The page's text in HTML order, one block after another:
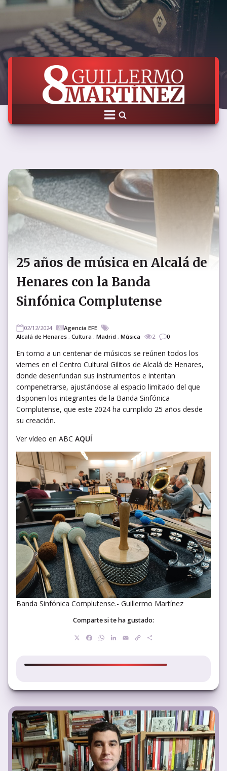
25 años de música en Alcalá de
Henares con la Banda
Sinfónica Complutense
02/12/2024
Agencia EFE
Alcalá de Henares , Cultura , Madrid , Música 2 0
En torno a un centenar de músicos se reúnen todos los
viernes en el Centro Cultural Gilitos de Alcalá de Henares,
donde desenfundan sus instrumentos e intentan
compenetrarse, ajustándose al espacio limitado del que
disponen los integrantes de la Banda Sinfónica
Complutense, que este 2024 ha cumplido 25 años desde
su creación.
Ver vídeo en ABC AQUÍ
Banda Sinfónica Complutense.- Guillermo Martínez
Comparte si te ha gustado:
Facebook
WhatsApp
LinkedIn
EmailCopy